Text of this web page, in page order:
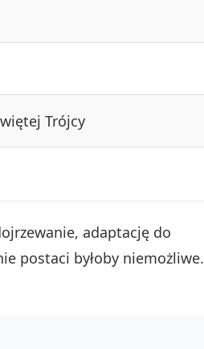
Trójcy
adaptację do
postaci byłoby niemożliwe.